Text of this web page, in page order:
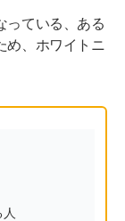
っている、ある
め、ホワイトニ